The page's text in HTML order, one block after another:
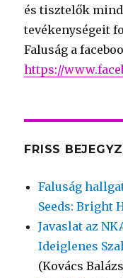
és tisztelők
tevékenységeit
Faluság a
https://
FRISS
Faluság
Seeds: Bright
Javaslat az
Ideiglenes
(Kovács